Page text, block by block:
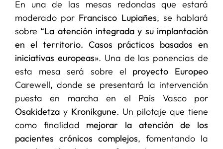
En una de las mesas redondas que estará
moderado por Francisco Lupiañes, se hablará
sobre “La atención integrada y su implantación
en el territorio. Casos prácticos basados en
iniciativas europeas». Una de las ponencias de
esta mesa será sobre el proyecto Europeo
Carewell, donde se presentará la intervención
puesta en marcha en el País Vasco por
Osakidetza y Kronikgune. Un pilotaje que tiene
como finalidad mejorar la atención de los
pacientes crónicos complejos, fomentando la